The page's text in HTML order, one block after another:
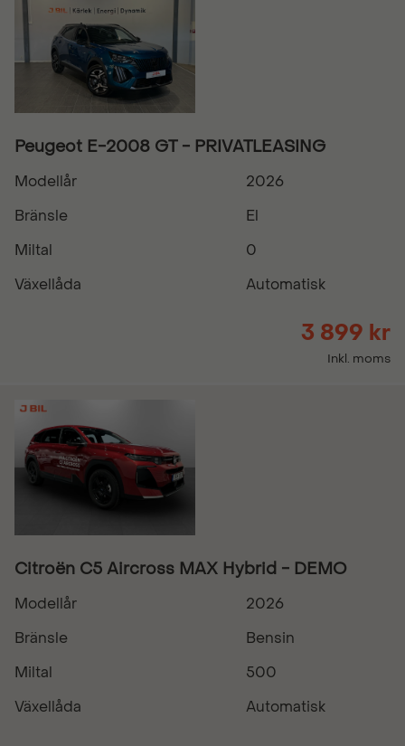
Peugeot E-2008 GT - PRIVATLEASING
Modellår
2026
Bränsle
El
Miltal
0
Växellåda
Automatisk
3 899 kr
Inkl. moms
Citroën C5 Aircross MAX Hybrid - DEMO
Modellår
2026
Bränsle
Bensin
Miltal
500
Växellåda
Automatisk